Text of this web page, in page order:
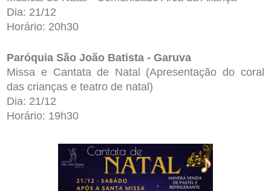
Dia: 21/12
Horário: 20h30
Paróquia São João Batista - Garuva
Missa e Cantata de Natal (Apresentação do coral
das crianças e teatro de natal)
Dia: 21/12
Horário: 19h30